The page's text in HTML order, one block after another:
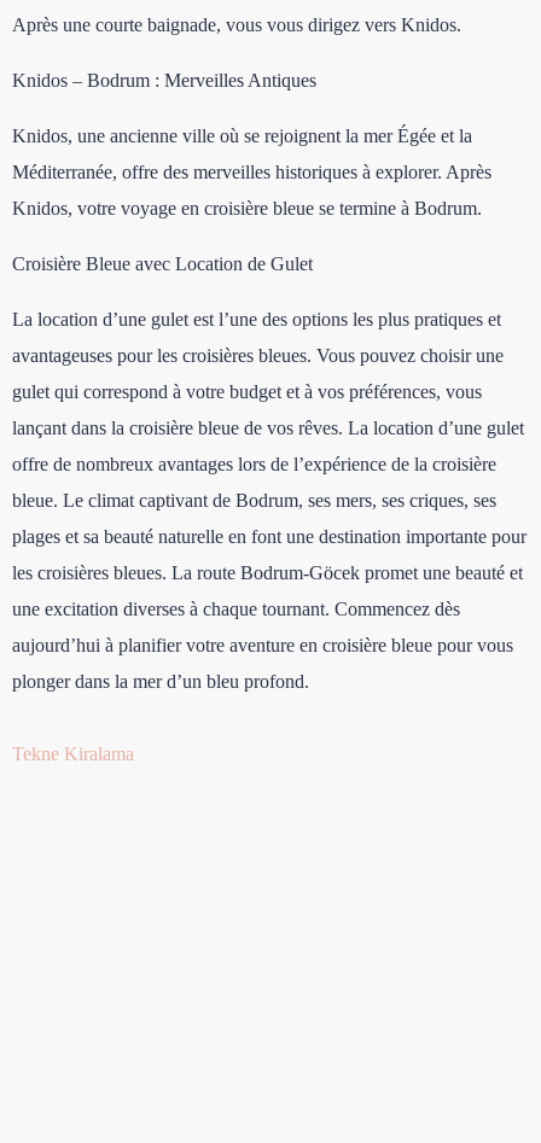
Après une courte baignade, vous vous dirigez vers Knidos.
Knidos – Bodrum : Merveilles Antiques
Knidos, une ancienne ville où se rejoignent la mer Égée et la
Méditerranée, offre des merveilles historiques à explorer. Après
Knidos, votre voyage en croisière bleue se termine à Bodrum.
Croisière Bleue avec Location de Gulet
La location d’une gulet est l’une des options les plus pratiques et
avantageuses pour les croisières bleues. Vous pouvez choisir une
gulet qui correspond à votre budget et à vos préférences, vous
lançant dans la croisière bleue de vos rêves. La location d’une gulet
offre de nombreux avantages lors de l’expérience de la croisière
bleue. Le climat captivant de Bodrum, ses mers, ses criques, ses
plages et sa beauté naturelle en font une destination importante pour
les croisières bleues. La route Bodrum-Göcek promet une beauté et
une excitation diverses à chaque tournant. Commencez dès
aujourd’hui à planifier votre aventure en croisière bleue pour vous
plonger dans la mer d’un bleu profond.
Tekne Kiralama